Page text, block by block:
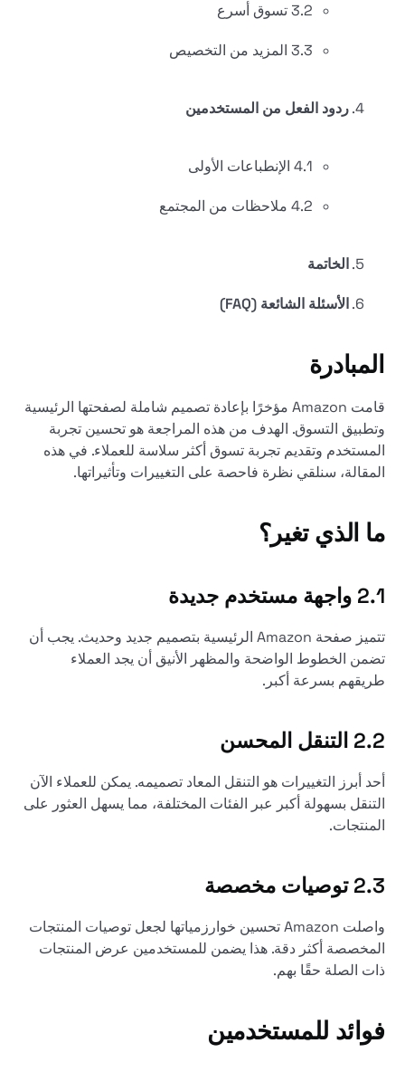
3.2 تسوق أسرع
3.3 المزيد من التخصيص
ردود الفعل من المستخدمين
4.1 الإنطباعات الأولى
4.2 ملاحظات من المجتمع
الخاتمة
الأسئلة الشائعة (FAQ)
المبادرة
قامت Amazon مؤخرًا بإعادة تصميم شاملة لصفحتها الرئيسية
وتطبيق التسوق. الهدف من هذه المراجعة هو تحسين تجربة
المستخدم وتقديم تجربة تسوق أكثر سلاسة للعملاء. في هذه
المقالة، سنلقي نظرة فاحصة على التغييرات وتأثيراتها.
ما الذي تغير؟
2.1 واجهة مستخدم جديدة
تتميز صفحة Amazon الرئيسية بتصميم جديد وحديث. يجب أن
تضمن الخطوط الواضحة والمظهر الأنيق أن يجد العملاء
طريقهم بسرعة أكبر.
2.2 التنقل المحسن
أحد أبرز التغييرات هو التنقل المعاد تصميمه. يمكن للعملاء الآن
التنقل بسهولة أكبر عبر الفئات المختلفة، مما يسهل العثور على
المنتجات.
2.3 توصيات مخصصة
واصلت Amazon تحسين خوارزمياتها لجعل توصيات المنتجات
المخصصة أكثر دقة. هذا يضمن للمستخدمين عرض المنتجات
ذات الصلة حقًا بهم.
فوائد للمستخدمين